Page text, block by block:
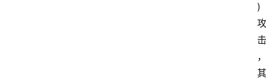
)
攻
击
，
其